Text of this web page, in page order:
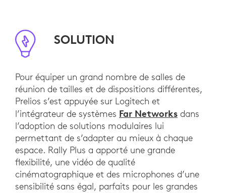
SOLUTION
Pour équiper un grand nombre de salles de
réunion de tailles et de dispositions différentes,
Prelios s’est appuyée sur Logitech et
l’intégrateur de systèmes Far Networks dans
l’adoption de solutions modulaires lui
permettant de s’adapter au mieux à chaque
espace. Rally Plus a apporté une grande
flexibilité, une vidéo de qualité
cinématographique et des microphones d’une
sensibilité sans égal, parfaits pour les grandes